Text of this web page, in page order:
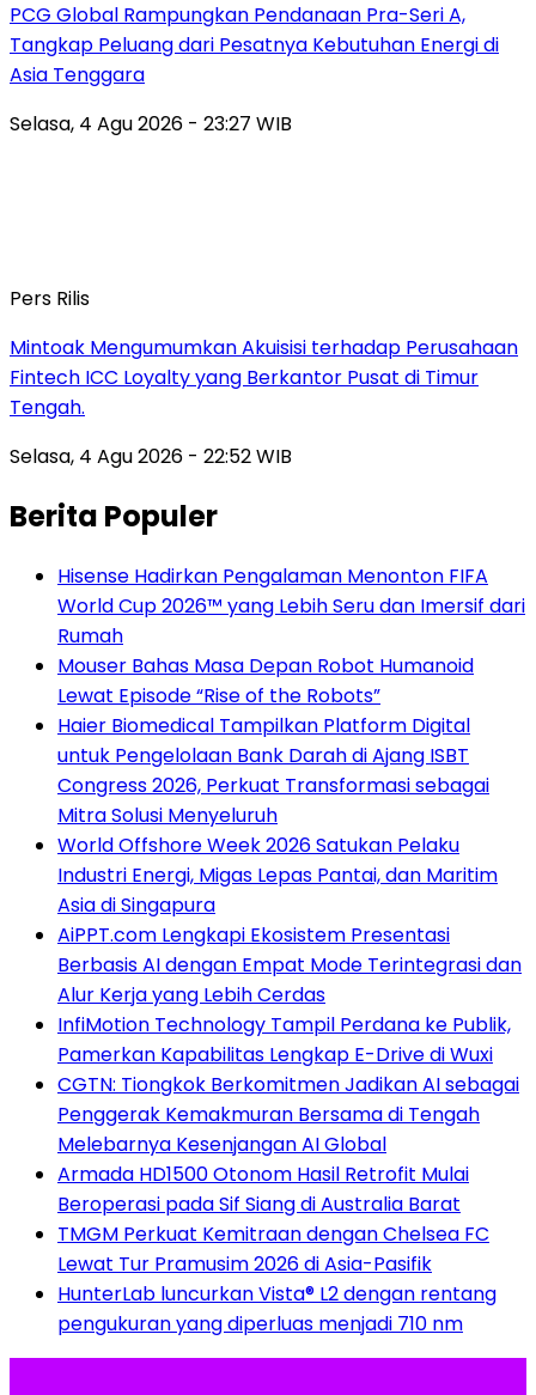
PCG Global Rampungkan Pendanaan Pra-Seri A,
Tangkap Peluang dari Pesatnya Kebutuhan Energi di
Asia Tenggara
Selasa, 4 Agu 2026 - 23:27 WIB
Pers Rilis
Mintoak Mengumumkan Akuisisi terhadap Perusahaan
Fintech ICC Loyalty yang Berkantor Pusat di Timur
Tengah.
Selasa, 4 Agu 2026 - 22:52 WIB
Berita Populer
Hisense Hadirkan Pengalaman Menonton FIFA
World Cup 2026™ yang Lebih Seru dan Imersif dari
Rumah
Mouser Bahas Masa Depan Robot Humanoid
Lewat Episode “Rise of the Robots”
Haier Biomedical Tampilkan Platform Digital
untuk Pengelolaan Bank Darah di Ajang ISBT
Congress 2026, Perkuat Transformasi sebagai
Mitra Solusi Menyeluruh
World Offshore Week 2026 Satukan Pelaku
Industri Energi, Migas Lepas Pantai, dan Maritim
Asia di Singapura
AiPPT.com Lengkapi Ekosistem Presentasi
Berbasis AI dengan Empat Mode Terintegrasi dan
Alur Kerja yang Lebih Cerdas
InfiMotion Technology Tampil Perdana ke Publik,
Pamerkan Kapabilitas Lengkap E-Drive di Wuxi
CGTN: Tiongkok Berkomitmen Jadikan AI sebagai
Penggerak Kemakmuran Bersama di Tengah
Melebarnya Kesenjangan AI Global
Armada HD1500 Otonom Hasil Retrofit Mulai
Beroperasi pada Sif Siang di Australia Barat
TMGM Perkuat Kemitraan dengan Chelsea FC
Lewat Tur Pramusim 2026 di Asia-Pasifik
HunterLab luncurkan Vista® L2 dengan rentang
pengukuran yang diperluas menjadi 710 nm